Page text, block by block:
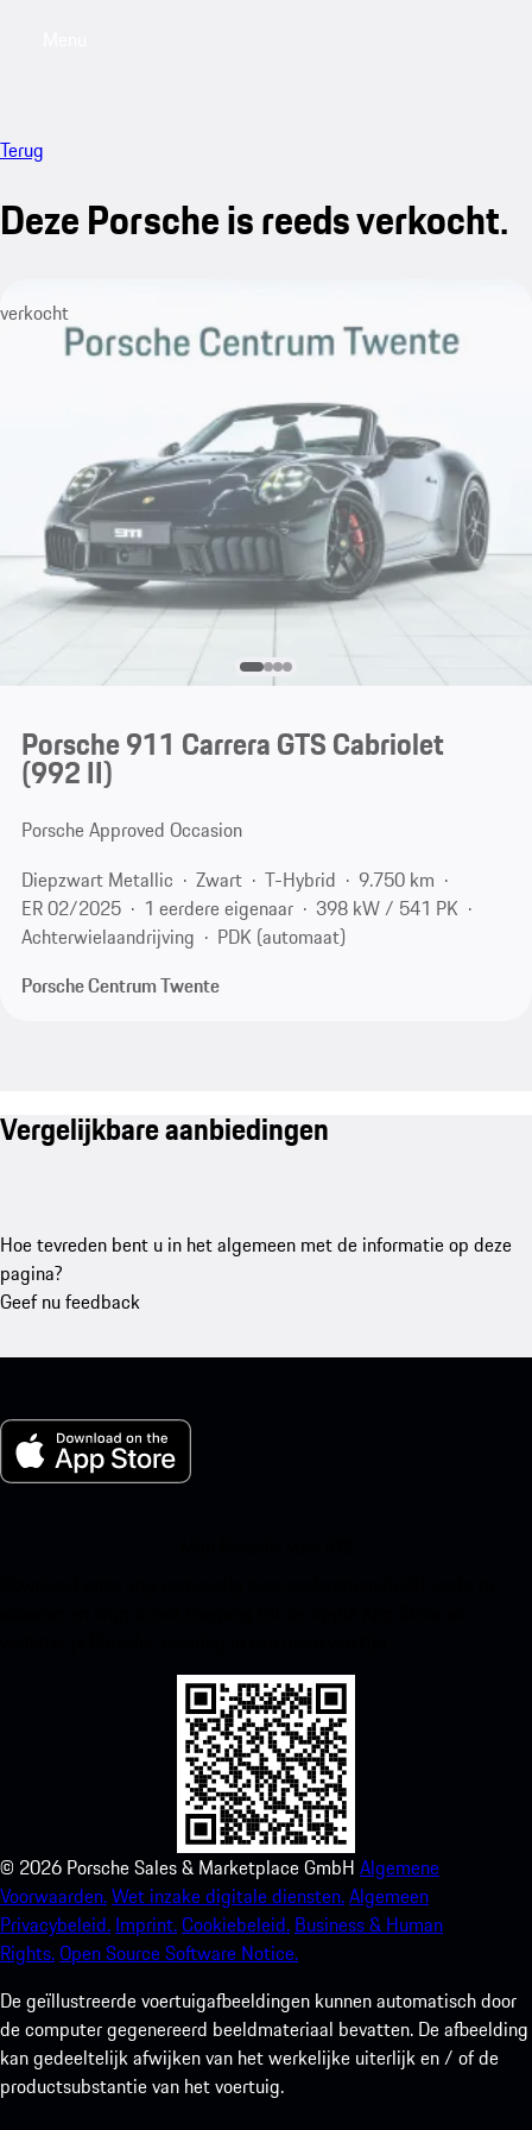
Terug
Deze Porsche is reeds verkocht.
verkocht
Porsche 911 Carrera GTS Cabriolet
(992 II)
Porsche Approved Occasion
Diepzwart Metallic
Zwart T-Hybrid
9.750 km
ER 02/2025
1 eerdere eigenaar
398 kW / 541 PK
Achterwielaandrijving
PDK (automaat)
Porsche Centrum Twente
Vergelijkbare aanbiedingen
Hoe tevreden bent u in het algemeen met de informatie op deze
pagina?
Geef nu feedback
© 2026 Porsche Sales & Marketplace GmbH Algemene
Voorwaarden.Wet inzake digitale diensten.Algemeen
Privacybeleid. Imprint.Cookiebeleid. Business & Human
Rights.Open Source Software Notice.
De geïllustreerde voertuigafbeeldingen kunnen automatisch door
de computer gegenereerd beeldmateriaal bevatten. De afbeelding
kan gedeeltelijk afwijken van het werkelijke uiterlijk en / of de
productsubstantie van het voertuig.